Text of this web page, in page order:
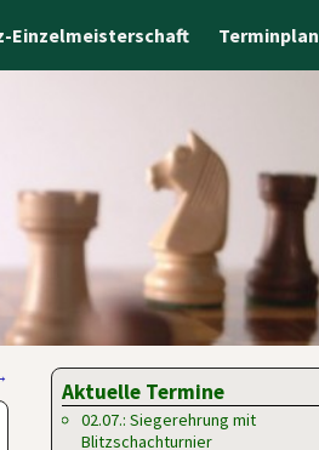
Einzelmeisterschaft Terminplan
Aktuelle Termine
02.07.: Siegerehrung mit
Blitzschachturnier